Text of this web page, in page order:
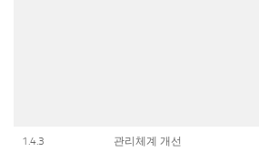
1.4.3 관리체계 개선